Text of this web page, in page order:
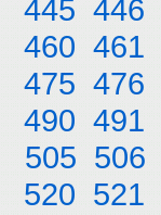
445 446
460 461
475 476
490 491
505 506
520 521